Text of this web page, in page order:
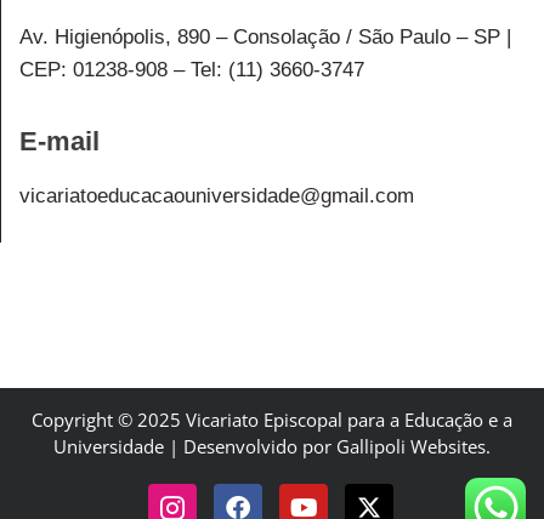
Av. Higienópolis, 890 – Consolação / São Paulo – SP |
CEP: 01238-908 – Tel: (11) 3660-3747
E-mail
vicariatoeducacaouniversidade@gmail.com
Copyright © 2025 Vicariato Episcopal para a Educação e a
Universidade | Desenvolvido por Gallipoli Websites.